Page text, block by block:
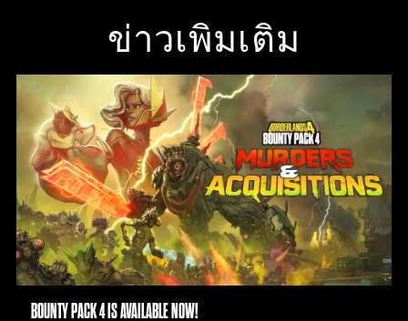
ข่าวเพิ่มเติม
BOUNTY PACK 4 IS AVAILABLE NOW!